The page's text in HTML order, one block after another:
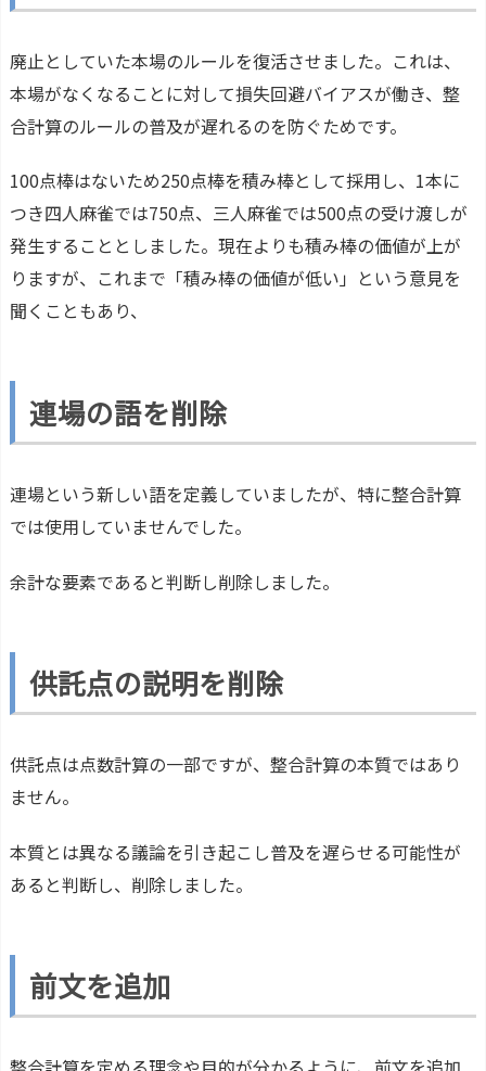
廃止としていた本場のルールを復活させました。これは、
本場がなくなることに対して損失回避バイアスが働き、整
合計算のルールの普及が遅れるのを防ぐためです。
100点棒はないため250点棒を積み棒として採用し、1本に
つき四人麻雀では750点、三人麻雀では500点の受け渡しが
発生することとしました。現在よりも積み棒の価値が上が
りますが、これまで「積み棒の価値が低い」という意見を
聞くこともあり、
連場の語を削除
連場という新しい語を定義していましたが、特に整合計算
では使用していませんでした。
余計な要素であると判断し削除しました。
供託点の説明を削除
供託点は点数計算の一部ですが、整合計算の本質ではあり
ません。
本質とは異なる議論を引き起こし普及を遅らせる可能性が
あると判断し、削除しました。
前文を追加